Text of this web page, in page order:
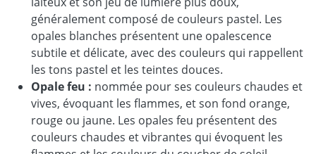
généralement composé de couleurs pastel. Les
opales blanches présentent une opalescence
subtile et délicate, avec des couleurs qui rappellent
les tons pastel et les teintes douces.
Opale feu : nommée pour ses couleurs chaudes et
vives, évoquant les flammes, et son fond orange,
rouge ou jaune. Les opales feu présentent des
couleurs chaudes et vibrantes qui évoquent les